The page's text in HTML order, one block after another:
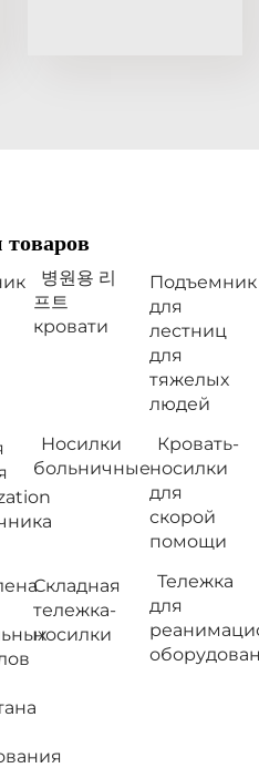
товаров
병원용 리
프트
кровати
Подъемник
для
лестниц
для
тяжелых
людей
Носилки
больничные
Кровать-
носилки
для
скорой
помощи
Складная
тележка-
носилки
Тележка
для